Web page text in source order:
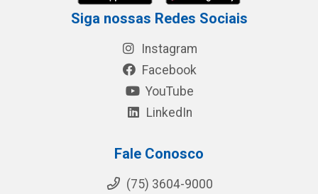
Siga nossas Redes Sociais
Instagram
Facebook
YouTube
LinkedIn
Fale Conosco
(75) 3604-9000